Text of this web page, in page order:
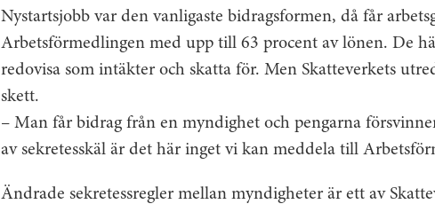
Nystartsjobb var den vanligaste bidragsformen, då får
Arbetsförmedlingen med upp till 63 procent av lönen. De
redovisa som intäkter och skatta för. Men Skatteverkets
skett.
– Man får bidrag från en myndighet och pengarna
av sekretesskäl är det här inget vi kan meddela till
Ändrade sekretessregler mellan myndigheter är ett av